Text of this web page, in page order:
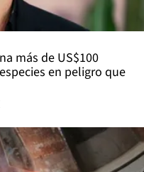
más de US$100
en peligro que